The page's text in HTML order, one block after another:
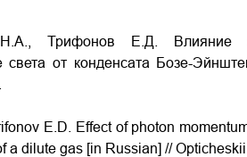
Трифонов Е.Д. Влияние
света от конденсата Бозе-
E.D.
Effect of photon
a dilute gas [in Russian] //